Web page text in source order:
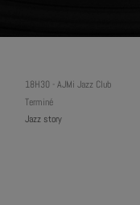
18H30 - AJMi Jazz Club
Terminé
Jazz story